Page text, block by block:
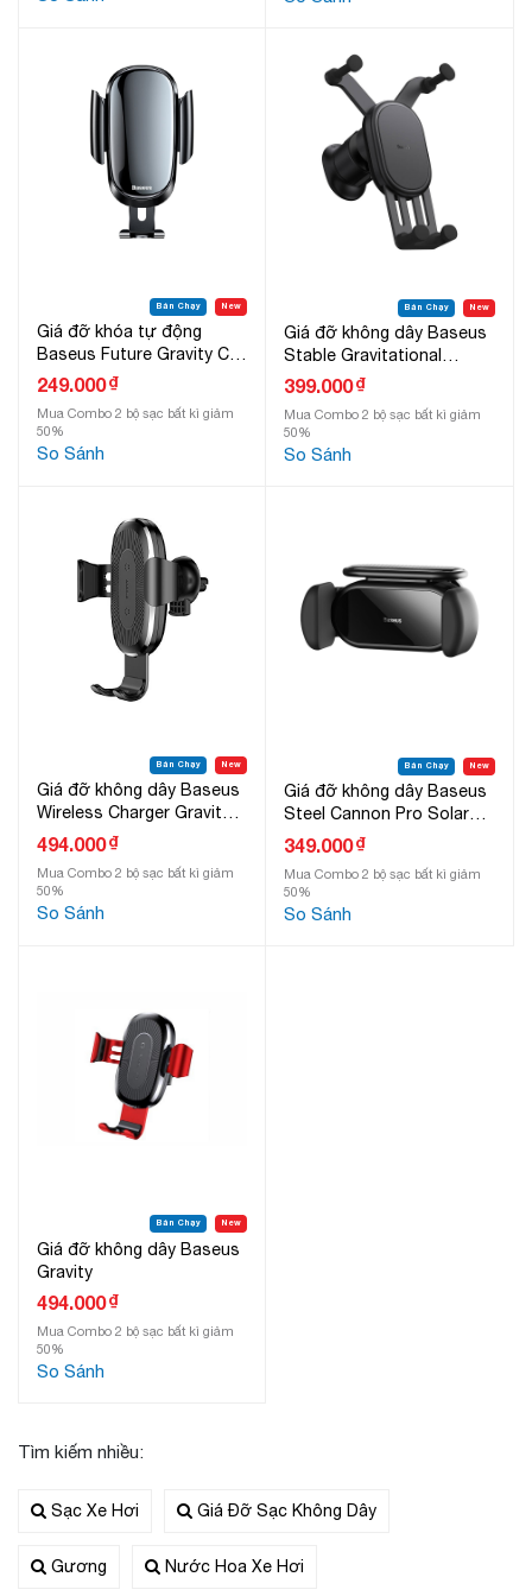
Bán Chạy New
Giá đỡ khóa tự động
Baseus Future Gravity Car
Mount
249.000₫
Mua Combo 2 bộ sạc bất kì giảm
50%
So Sánh
Bán Chạy New
Giá đỡ không dây Baseus
Stable Gravitational
Wireless Charging Car
399.000₫
Mua Combo 2 bộ sạc bất kì giảm
50%
So Sánh
Bán Chạy New
Giá đỡ không dây Baseus
Wireless Charger Gravity
Car Mount
494.000₫
Mua Combo 2 bộ sạc bất kì giảm
50%
So Sánh
Bán Chạy New
Giá đỡ không dây Baseus
Steel Cannon Pro Solar
Electric Holder Car Mount
349.000₫
Mua Combo 2 bộ sạc bất kì giảm
50%
So Sánh
Bán Chạy New
Giá đỡ không dây Baseus
Gravity
494.000₫
Mua Combo 2 bộ sạc bất kì giảm
50%
So Sánh
Tìm kiếm nhiều:
Sạc Xe Hơi Giá Đỡ Sạc Không Dây
Gương Nước Hoa Xe Hơi